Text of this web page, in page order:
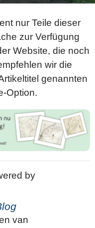
nur Teile dieser
zur Verfügung
Website, die noch
wir die
genannten
Option.
by
van